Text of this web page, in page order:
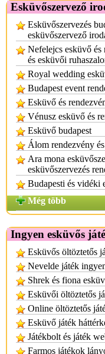
Esküvőszervező
Esküvőszervezés
esküvőszervező
Nefelejcs esküvő és
és esküvői
Royal wedding
Budapest event
Esküvő és
Vénusz esküvő és
Esküvő budapest
Álom rendezvény
Ara mona
esküvőszervezés
Budapesti és vidéki
Még több
Ingyen esküvős
Esküvős öltöztetős
Nevelde játék
Shrek és fiona
Esküvői öltöztetős
Online öltöztetős
Esküvő játék
Játékbolt és játék
Farmos játékok